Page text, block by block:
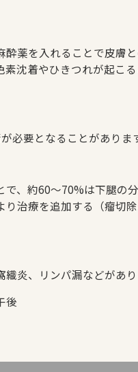
薬を入れることで皮膚
沈着やひきつれが起こ
必要となることがありま
、約60〜70%は下腿の
治療を追加する（瘤切
炎、リンパ漏などがあり
後